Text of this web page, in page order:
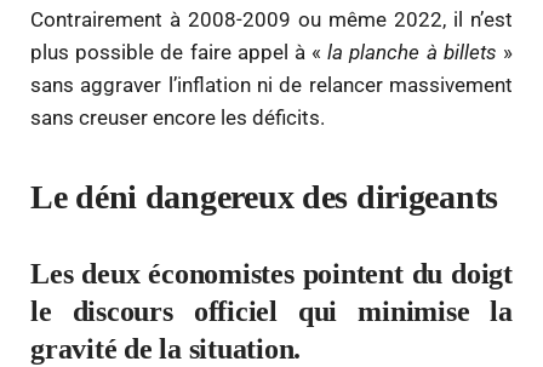
Contrairement à 2008-2009 ou même 2022, il n’est
plus possible de faire appel à «la planche à billets »
sans aggraver l’inflation ni de relancer massivement
sans creuser encore les déficits.
Le déni dangereux des dirigeants
Les deux économistes pointent du doigt
le discours officiel qui minimise la
gravité de la situation.